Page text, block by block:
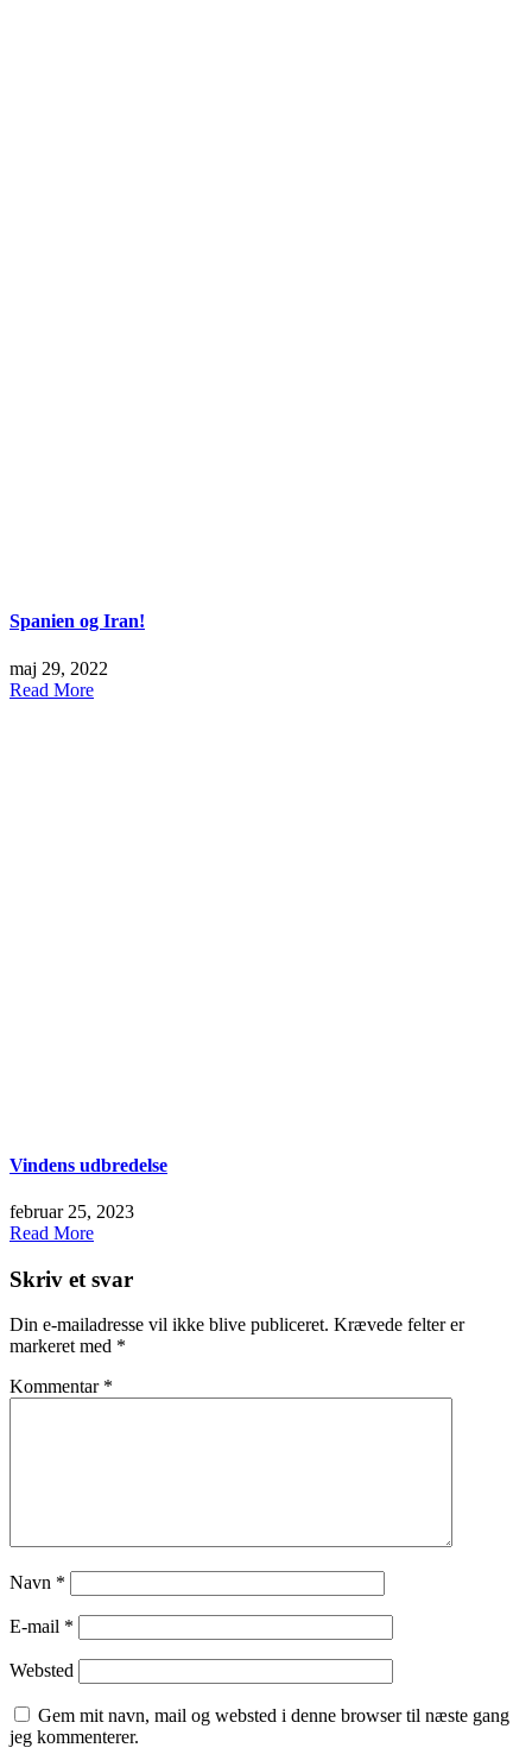
Spanien og Iran!
maj 29, 2022
Read More
Vindens udbredelse
februar 25, 2023
Read More
Skriv et svar
Din e-mailadresse vil ikke blive publiceret. Krævede felter er
markeret med *
Kommentar *
Navn *
E-mail *
Websted
Gem mit navn, mail og websted i denne browser til næste gang
jeg kommenterer.